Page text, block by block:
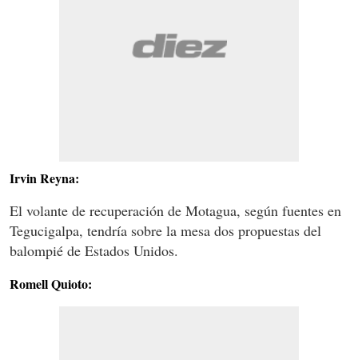
Irvin Reyna:
El volante de recuperación de Motagua, según fuentes en
Tegucigalpa, tendría sobre la mesa dos propuestas del
balompié de Estados Unidos.
Romell Quioto: